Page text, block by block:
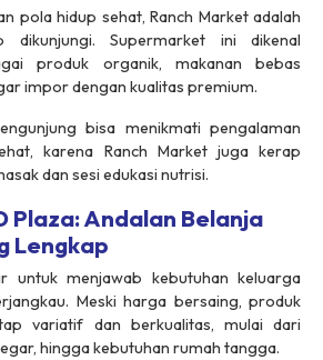
pola hidup sehat, Ranch Market adalah
Supermarket ini dikenal
produk organik, makanan bebas
impor dengan kualitas premium.
bisa menikmati pengalaman
karena Ranch Market juga kerap
dan sesi edukasi nutrisi.
Plaza: Andalan Belanja
Lengkap
untuk menjawab kebutuhan keluarga
Meski harga bersaing, produk
variatif dan berkualitas, mulai dari
hingga kebutuhan rumah tangga.